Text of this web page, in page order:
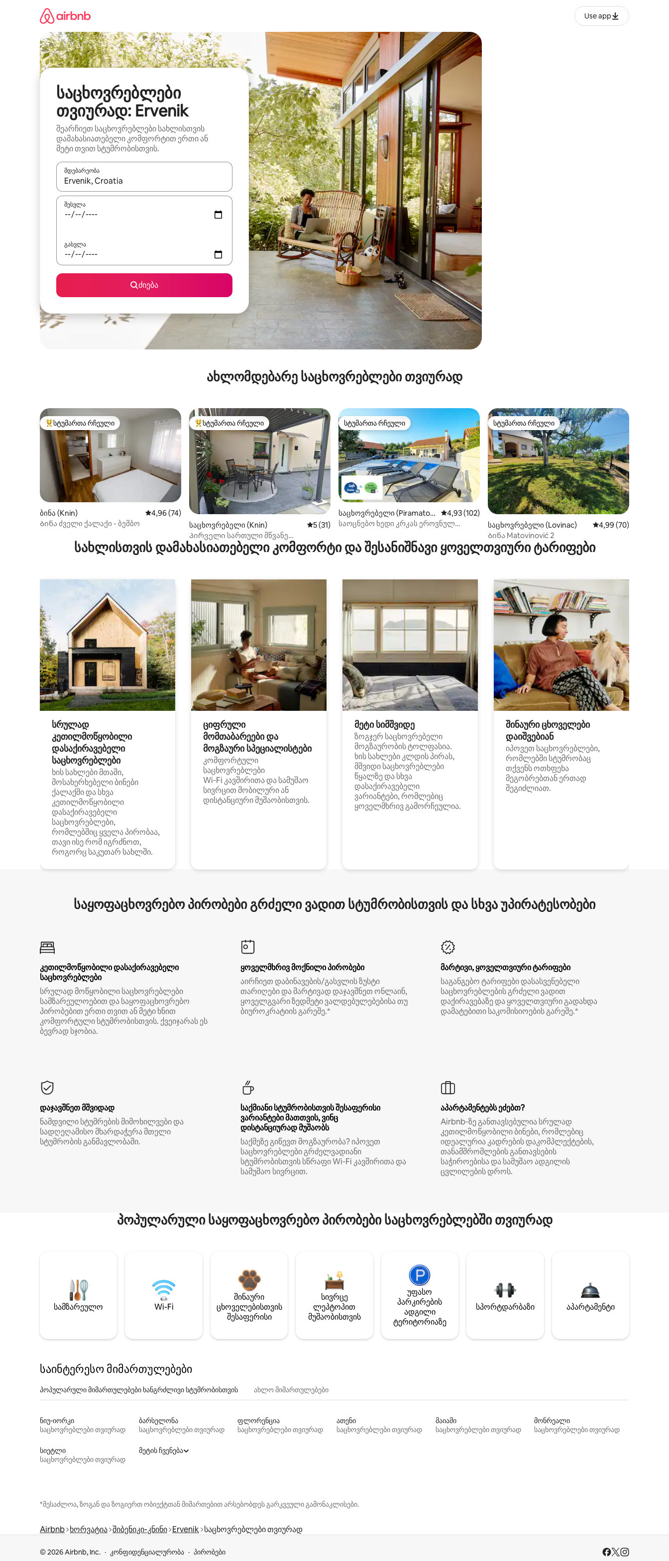
Use app
საცხოვრებლები
თვიურად: Ervenik
შეარჩიეთ საცხოვრებლები სახლისთვის
დამახასიათებელი კომფორტით ერთი ან
მეტი თვით სტუმრობისთვის.
მდებარეობა
როცა შედეგები ხელმისაწვდომი გახდება, ნავიგაციისთვის გამოიყენეთ კლავიშები ზემოთ/ქვემოთ მიმართული ისრებით ან შეხებისა თუ თითის გასმის ჟესტები.
შესვლა
გასვლა
ძიება
ახლომდებარე საცხოვრებლები თვიურად
სტუმართა რჩეული მოწინავე ვარიანტი
სტუმართა რჩეული
ბინა (Knin) საშუალო შეფასებაა 5‑დან 4,96, 74 მიმოხილვა
4,96 (74)
Ბინა ძველი ქალაქი - ბემბო
სტუმართა რჩეული მოწინავე ვარიანტი
სტუმართა რჩეული
საცხოვრებელი (Knin) საშუალო შეფასებაა 5‑დან 5, 31 მიმოხილვა
5 (31)
Პირველი სართული მწვანე
ოაზისი_ბინა ენჯი
სტუმართა რჩეული
სტუმართა რჩეული
საცხოვრებელი (Piramatov
ci)
საშუალო შეფასებაა 5‑დან 4,93, 102 მიმოხილვა
4,93 (102)
საოცნებო ხედი კრკას ეროვნულ
სტუმართა რჩეული
სტუმართა რჩეული
საცხოვრებელი (Lovinac) საშუალო შეფასებაა
4,99 (70)
Ბინა Matovinović 2
სახლისთვის დამახასიათებელი კომფორტი და შესანიშნავი ყოველთვიური ტარიფები
სრულად
კეთილმოწყობილი
დასაქირავებელი
საცხოვრებლები
ხის სახლები მთაში,
მოსახერხებელი ბინები
ქალაქში და სხვა
კეთილმოწყობილი
დასაქირავებელი
საცხოვრებლები,
რომლებშიც ყველა პირობაა,
თავი ისე რომ იგრძნოთ,
როგორც საკუთარ სახლში.
ციფრული
მომთაბარეები და
მოგზაური სპეციალისტები
კომფორტული
საცხოვრებლები
Wi‑Fi კავშირითა და სამუშაო
სივრცით მობილური ან
დისტანციური მუშაობისთვის.
მეტი სიმშვიდე
ზოგჯერ საცხოვრებელი
მოგზაურობის ტოლფასია.
ხის სახლები კლდის პირას,
მშვიდი საცხოვრებლები
წყალზე და სხვა
დასაქირავებელი
ვარიანტები, რომლებიც
ყოველმხრივ გამორჩეულია.
შინაური ცხოველები
დაიშვებიან
იპოვეთ საცხოვრებლები,
რომლებში სტუმრობაც
თქვენს ოთხფეხა
მეგობრებთან ერთად
შეგიძლიათ.
საყოფაცხოვრებო პირობები გრძელი ვადით სტუმრობისთვის და სხვა უპირატესობები
კეთილმოწყობილი დასაქირავებელი
საცხოვრებლები
სრულად მოწყობილი საცხოვრებლები
სამზარეულოებით და საყოფაცხოვრებო
პირობებით ერთი თვით ან მეტი ხნით
კომფორტული სტუმრობისთვის. ქვეიჯარას ეს
ბევრად სჯობია.
ყოველმხრივ მოქნილი პირობები
აირჩიეთ დაბინავების/გასვლის ზუსტი
თარიღები და მარტივად დაჯავშნეთ ონლაინ,
ყოველგვარი ზედმეტი ვალდებულებებისა თუ
ბიუროკრატიის გარეშე.*
მარტივი, ყოველთვიური ტარიფები
საგანგებო ტარიფები დასასვენებელი
საცხოვრებლების გრძელი ვადით
დაქირავებაზე და ყოველთვიური გადახდა
დამატებითი საკომისიოების გარეშე.*
დაჯავშნეთ მშვიდად
ნამდვილი სტუმრების მიმოხილვები და
სადღეღამისო მხარდაჭერა მთელი
სტუმრობის განმავლობაში.
საქმიანი სტუმრობისთვის შესაფერისი
ვარიანტები მათთვის, ვინც
დისტანციურად მუშაობს
საქმეზე გიწევთ მოგზაურობა? იპოვეთ
საცხოვრებლები გრძელვადიანი
სტუმრობისთვის სწრაფი Wi‑Fi კავშირითა და
სამუშაო სივრცით.
აპარტამენტებს ეძებთ?
Airbnb‑ზე განთავსებულია სრულად
კეთილმოწყობილი ბინები, რომლებიც
იდეალურია კადრების დაკომპლექტების,
თანამშრომლების განთავსების
საჭიროებისა და სამუშაო ადგილის
ცვლილების დროს.
პოპულარული საყოფაცხოვრებო პირობები საცხოვრებლებში თვიურად
სამზარეულო Wi-Fi
შინაური
ცხოველებისთვის
შესაფერისი
სივრცე
ლეპტოპით
მუშაობისთვის
უფასო
პარკირების
ადგილი
ტერიტორიაზე
სპორტდარბაზი აპარტამენტი
საინტერესო მიმართულებები
პოპულარული მიმართულებები ხანგრძლივი სტუმრობისთვის ახლო მიმართულებები
ნიუ-იორკი
საცხოვრებლები თვიურად
ბარსელონა
საცხოვრებლები თვიურად
ფლორენცია
საცხოვრებლები თვიურად
ათენი
საცხოვრებლები თვიურად
მაიამი
საცხოვრებლები თვიურად
მონრეალი
საცხოვრებლები თვიურად
სიეტლი
საცხოვრებლები თვიურად
მეტის ჩვენება
*შესაძლოა, ზოგან და ზოგიერთ ობიექტთან მიმართებით არსებობდეს გარკვეული გამონაკლისები.
Airbnb ხორვატია შიბენიკი-კნინი Ervenik საცხოვრებლები თვიურად
© 2026 Airbnb, Inc. კონფიდენციალურობა პირობები